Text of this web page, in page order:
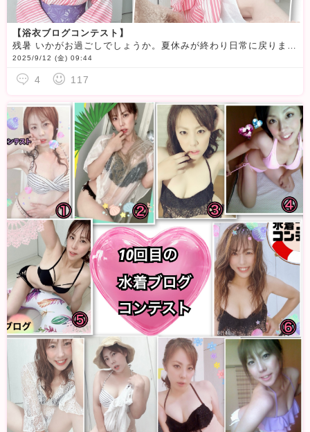
【浴衣ブログコンテスト】
残暑 いかがお過ごしでしょうか。夏休みが終わり日常に戻りましたが私は身体の疲れが抜けず 朝ダルいですゲリラ豪雨が凄いけど比較的私はタイミング良くラッキーに恵まれてます
2025/9/12 (金) 09:44
4 117